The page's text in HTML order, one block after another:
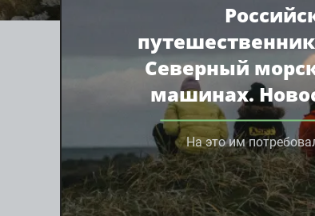
Северный
машинах.
На это им